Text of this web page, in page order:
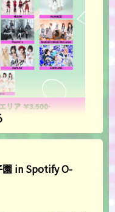
園 in Spotify O-